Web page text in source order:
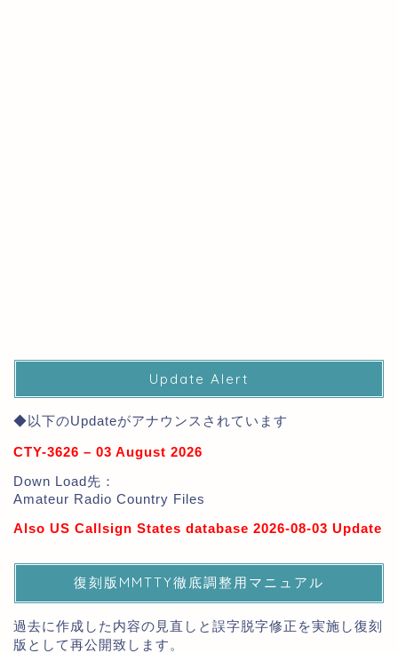
Update Alert
◆以下のUpdateがアナウンスされています
CTY-3626 – 03 August 2026
Down Load先：
Amateur Radio Country Files
Also US Callsign States database 2026-08-03 Update
復刻版MMTTY徹底調整用マニュアル
過去に作成した内容の見直しと誤字脱字修正を実施し復刻
版として再公開致します。